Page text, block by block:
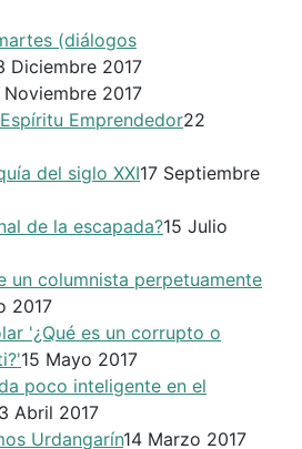
(diálogos
Diciembre 2017
Noviembre 2017
Emprendedor22
del siglo XXI17 Septiembre
de la escapada?15 Julio
un columnista perpetuamente
2017
'¿Qué es un corrupto o
15 Mayo 2017
poco inteligente en el
Abril 2017
Urdangarín14 Marzo 2017